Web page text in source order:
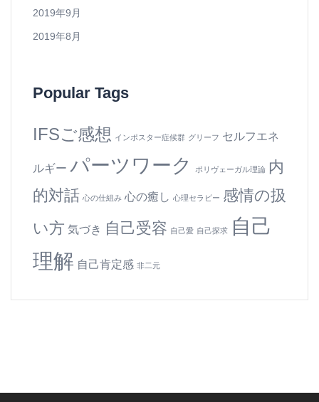
2019年9月
2019年8月
Popular Tags
IFSご感想 インポスター症候群 グリーフ セルフエネ
ルギー パーツワーク ポリヴェーガル理論 内
的対話 心の仕組み 心の癒し 心理セラピー 感情の扱
い方 気づき 自己受容 自己愛 自己探求
自己
理解 自己肯定感 非二元